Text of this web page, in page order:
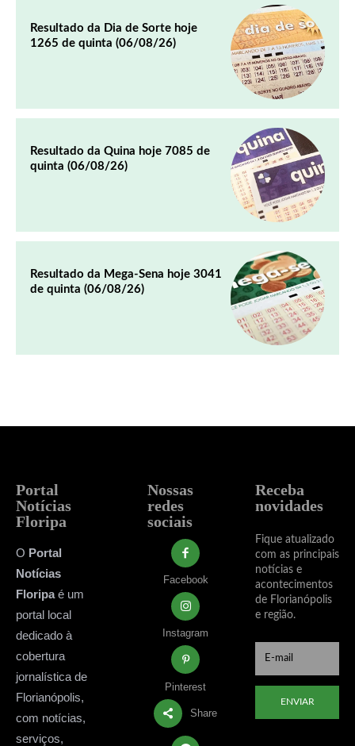
Resultado da Dia de Sorte hoje
1265 de quinta (06/08/26)
Resultado da Quina hoje 7085 de
quinta (06/08/26)
Resultado da Mega-Sena hoje 3041
de quinta (06/08/26)
Portal
Notícias
Floripa
O Portal
Notícias
Floripaé um
portal local
dedicado à
cobertura
jornalística de
Florianópolis,
com notícias,
serviços,
Nossas
redes
sociais
Facebook
Instagram
Pinterest
Share
Receba
novidades
Fique atualizado
com as principais
notícias e
acontecimentos
de Florianópolis
e região.
ENVIAR